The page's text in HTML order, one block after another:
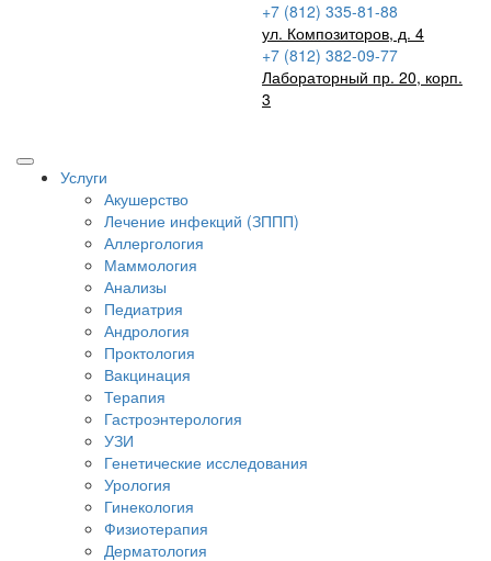
+7 (812) 335-81-88
ул. Композиторов, д. 4
+7 (812) 382-09-77
Лабораторный пр. 20, корп.
3
Услуги
Акушерство
Лечение инфекций (ЗППП)
Аллергология
Маммология
Анализы
Педиатрия
Андрология
Проктология
Вакцинация
Терапия
Гастроэнтерология
УЗИ
Генетические исследования
Урология
Гинекология
Физиотерапия
Дерматология